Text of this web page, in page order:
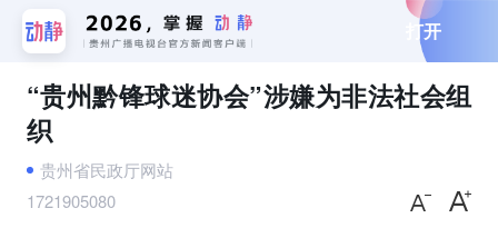
打开
“贵州黔锋球迷协会”涉嫌为非法社会组
织
贵州省民政厅网站
1721905080